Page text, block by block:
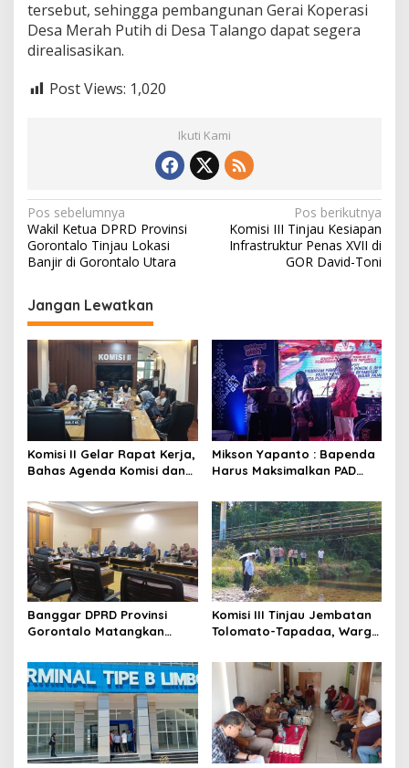
tersebut, sehingga pembangunan Gerai Koperasi
Desa Merah Putih di Desa Talango dapat segera
direalisasikan.
Post Views: 1,020
Ikuti Kami
N
a
v
i
g
a
s
i
p
o
s
Pos sebelumnya
Wakil Ketua DPRD Provinsi
Gorontalo Tinjau Lokasi
Banjir di Gorontalo Utara
Pos berikutnya
Komisi III Tinjau Kesiapan
Infrastruktur Penas XVII di
GOR David-Toni
Jangan Lewatkan
Komisi II Gelar Rapat Kerja,
Bahas Agenda Komisi dan
Kunjungan
Mikson Yapanto : Bapenda
Harus Maksimalkan PAD
Pendapatan Daerah
Banggar DPRD Provinsi
Gorontalo Matangkan
Perubahan 2026, Tindak
Lanjuti Hasil Konsultasi
Komisi
Komisi III Tinjau Jembatan
Tolomato-Tapadaa, Warga
Roda Empat